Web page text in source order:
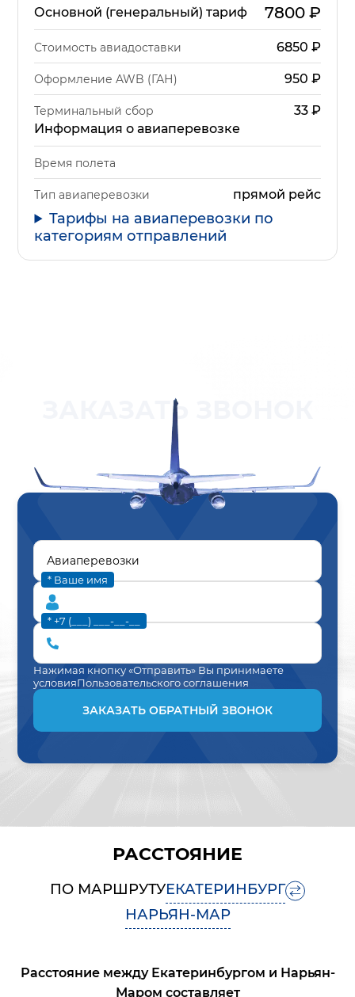
Основной (генеральный) тариф 7800₽
Стоимость авиадоставки 6850 ₽
Оформление AWB (ГАН) 950 ₽
Терминальный сбор 33₽
Информация о авиаперевозке
Время полета
Тип авиаперевозки прямой рейс
Тарифы на авиаперевозки по
категориям отправлений
ЗАКАЗАТЬ ЗВОНОК
* Ваше имя
* +7 (___) ___-__-__
Нажимая кнопку «Отправить» Вы принимаете
условияПользовательского соглашения
ЗАКАЗАТЬ ОБРАТНЫЙ ЗВОНОК
РАССТОЯНИЕ
ПО МАРШРУТУЕКАТЕРИНБУРГ
НАРЬЯН-МАР
Расстояние между Екатеринбургом и Нарьян-
Маром составляет